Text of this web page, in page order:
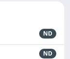
ND
ND